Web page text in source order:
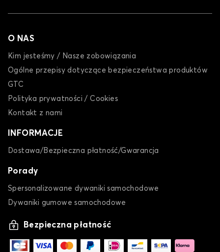
O NAS
Kim jesteśmy / Nasze zobowiązania
Ogólne przepisy dotyczące bezpieczeństwa produktów
GTC
Polityka prywatności / Cookies
Kontakt z nami
INFORMACJE
Dostawa/Bezpieczna płatność/Gwarancja
Porady
Spersonalizowane dywaniki samochodowe
Dywaniki gumowe samochodowe
Bezpieczna płatność